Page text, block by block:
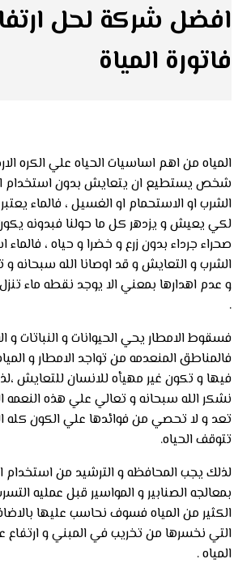
افضل شركة لحل
فاتورة المياة
المياه من اهم اساسيات الحياه علي الكره
شخص يستطيع ان يتعايش بدون استخدام
الشرب او الاستحمام او الغسيل ، فالماء
لكي يعيش و يزدهر كل ما حولنا فبدونه
صحراء جرداء بدون زرع و خضرا و حياه ،
الشرب و التعايش و قد اوصانا الله سبحانه و
و عدم اهدارها بمعني الا يوجد نقطه ماء
.
فسقوط الامطار يحي الحيوانات و النباتات و
فالمناطق المنعدمه من تواجد الامطار و
فيها و تكون غير مهيأه للانسان للتعايش
نشكر الله سبحانه و تعالي علي هذه النعمه
تعد و لا تحصي من فوائدها علي الكون كله
تتوقف الحياه.
لذلك يجب المحافظه و الترشيد من استخدام
بمعالجه الصنابير و المواسير قبل عمليه
الكثير من المياه فسوف نحاسب عليها
التي نخسرها من تخريب في المبني و ارتفاع
المياه .